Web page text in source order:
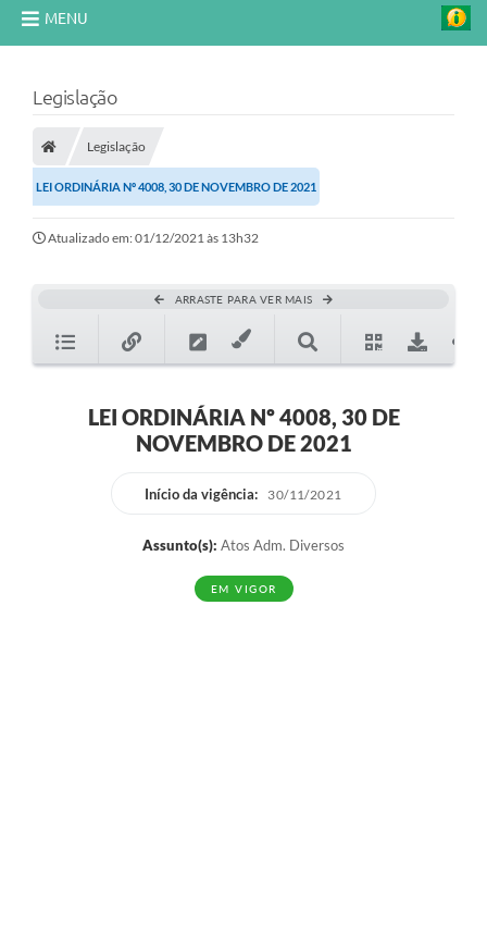
MENU
A Prefeitura
Município
Turismo
Transparência
Legislação
Contratos
Legislação
Legislação
LEI ORDINÁRIA Nº 4008, 30 DE NOVEMBRO DE 2021
Atualizado em: 01/12/2021 às 13h32
ARRASTE PARA VER MAIS
LEI ORDINÁRIA Nº 4008, 30 DE
NOVEMBRO DE 2021
Início da vigência: 30/11/2021
Assunto(s): Atos Adm. Diversos
EM VIGOR